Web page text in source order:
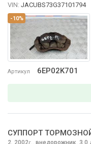
-10%
Артикул 6EP02K701
VIN: JACUBS73G37101794
СУППОРТ
2, 2002 , внедорожник, 3,0